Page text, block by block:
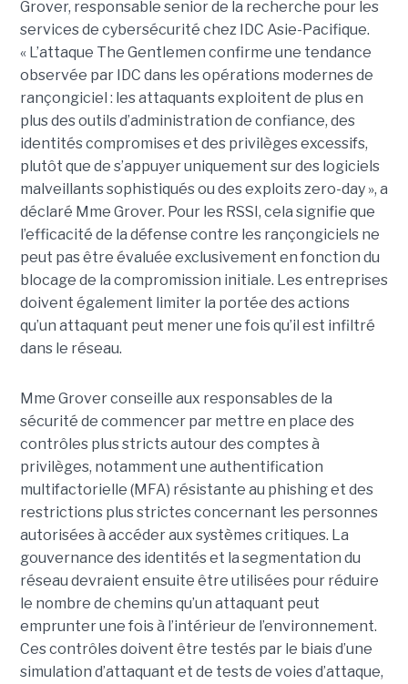
Grover, responsable senior de la recherche pour les
services de cybersécurité chez IDC Asie-Pacifique.
« L’attaque The Gentlemen confirme une tendance
observée par IDC dans les opérations modernes de
rançongiciel : les attaquants exploitent de plus en
plus des outils d’administration de confiance, des
identités compromises et des privilèges excessifs,
plutôt que de s’appuyer uniquement sur des logiciels
malveillants sophistiqués ou des exploits zero-day », a
déclaré Mme Grover. Pour les RSSI, cela signifie que
l’efficacité de la défense contre les rançongiciels ne
peut pas être évaluée exclusivement en fonction du
blocage de la compromission initiale. Les entreprises
doivent également limiter la portée des actions
qu’un attaquant peut mener une fois qu’il est infiltré
dans le réseau.
Mme Grover conseille aux responsables de la
sécurité de commencer par mettre en place des
contrôles plus stricts autour des comptes à
privilèges, notamment une authentification
multifactorielle (MFA) résistante au phishing et des
restrictions plus strictes concernant les personnes
autorisées à accéder aux systèmes critiques. La
gouvernance des identités et la segmentation du
réseau devraient ensuite être utilisées pour réduire
le nombre de chemins qu’un attaquant peut
emprunter une fois à l’intérieur de l’environnement.
Ces contrôles doivent être testés par le biais d’une
simulation d’attaquant et de tests de voies d’attaque,